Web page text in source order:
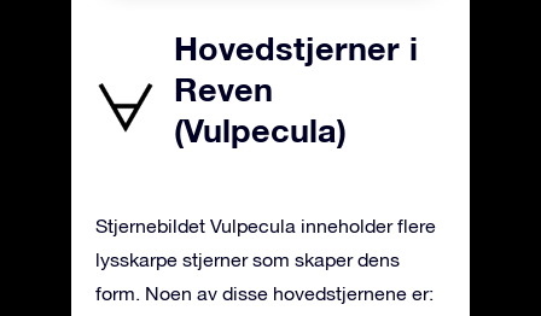
Hovedstjerner i
Reven
(Vulpecula)
Stjernebildet Vulpecula inneholder flere
lysskarpe stjerner som skaper dens
form. Noen av disse hovedstjernene er: